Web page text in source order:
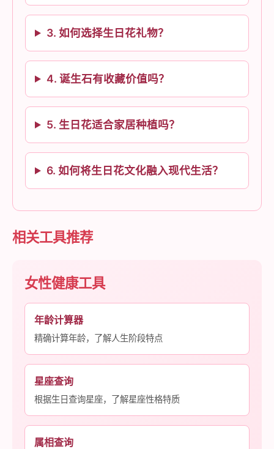
3. 如何选择生日花礼物？
4. 诞生石有收藏价值吗？
5. 生日花适合家居种植吗？
6. 如何将生日花文化融入现代生活？
相关工具推荐
女性健康工具
年龄计算器
精确计算年龄，了解人生阶段特点
星座查询
根据生日查询星座，了解星座性格特质
属相查询